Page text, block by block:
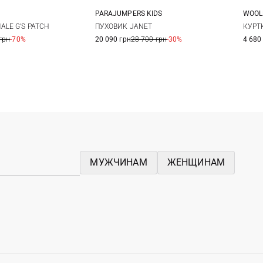
6
G'S PATCH
-70%
10 12
PARAJUMPERS KIDS
ПУХОВИК JANET
20 090 грн28 700 грн-30%
8
4 680
МУЖЧИНАМ ЖЕНЩИНАМ